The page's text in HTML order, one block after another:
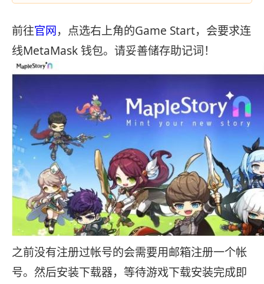
前往官网，点选右上角的Game Start，会要求连
线MetaMask 钱包。请妥善储存助记词！
之前没有注册过帐号的会需要用邮箱注册一个帐
号。然后安装下载器，等待游戏下载安装完成即